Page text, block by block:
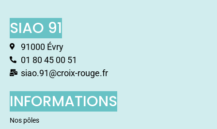
SIAO 91
91000 Évry
01 80 45 00 51
siao.91@croix-rouge.fr
INFORMATIONS
Nos pôles